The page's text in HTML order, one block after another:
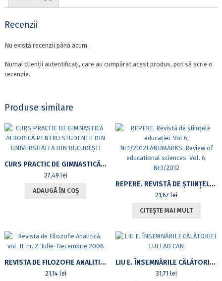
Recenzii
Nu există recenzii până acum.
Numai clienții autentificați, care au cumpărat acest produs, pot să scrie o
recenzie.
Produse similare
CURS PRACTIC DE GIMNASTICĂ AEROBICĂ PENTRU STUDENȚII DIN UNIVERSITATEA DIN BUCUREȘTI
27,49 lei
ADAUGĂ ÎN COȘ
REPERE. REVISTĂ DE ȘTIINȚELE EDUCAȚIEI. VOL.6, NR.1/2012LANDMARKS. REVIEW OF EDUCATIONAL SCIENCES. VOL. 6, NR.1/2012
21,67lei
CITEȘTE MAI MULT
REVISTA DE FILOZOFIE ANALITICĂ, VOL. II, NR. 2, IULIE-DECEMBRIE 2008
21,14 lei
LIU E. ÎNSEMNĂRILE CĂLĂTORIEI LUI LAO CAN
31,71lei